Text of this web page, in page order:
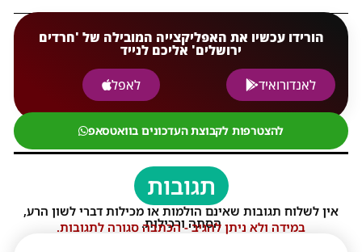
הורידו עכשיו את האפליקצייה המובילה של 'חרדים
ירושלים' אליכם לנייד
לאנדורואיד
לאפל
להצטרפות לקבוצת העדכונים בוואטסאפ
תגובות
אין לשלוח תגובות שאינם הולמות או מכילות דברי לשון הרע,
הסתה ורכילות.
במידה ולא ניתן להגיב - הכתבה סגורה לתגובות.